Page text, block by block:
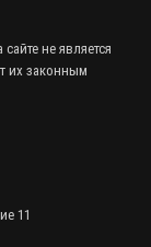
не является
их законным
11